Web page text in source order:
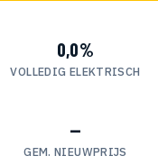
0,0%
VOLLEDIG ELEKTRISCH
—
GEM. NIEUWPRIJS